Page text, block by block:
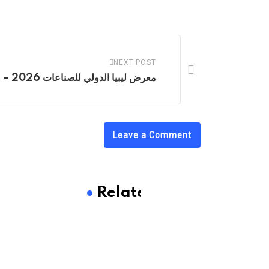
NEXT POST
معرض ليبيا الدولي للصناعات 2026 – مصراتة
Leave a Comment
Related Post